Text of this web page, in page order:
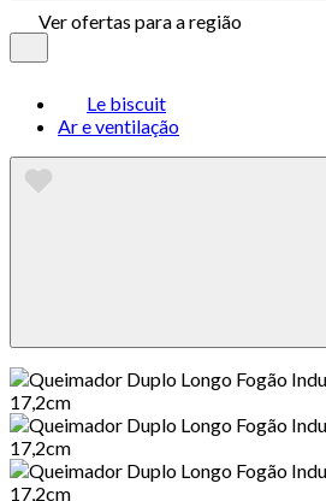
Ver ofertas para a região
Le biscuit
Ar e ventilação